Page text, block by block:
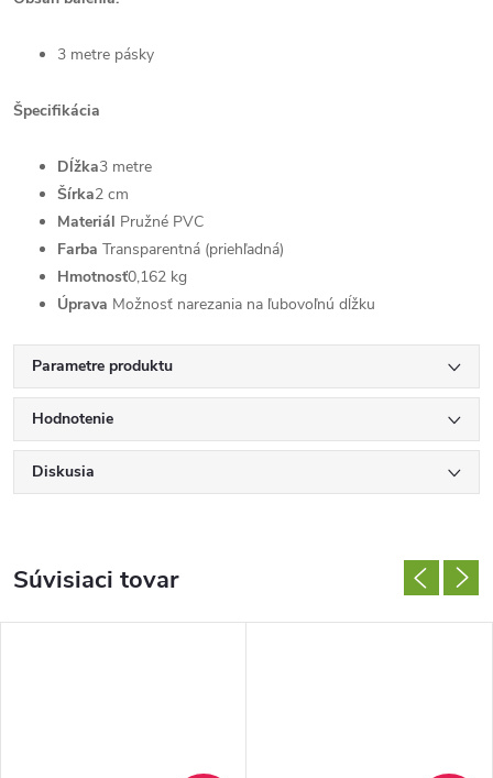
3 metre pásky
Špecifikácia
Dĺžka3 metre
Šírka2 cm
Materiál Pružné PVC
Farba Transparentná (priehľadná)
Hmotnosť0,162 kg
Úprava Možnosť narezania na ľubovoľnú dĺžku
Parametre produktu
Hodnotenie
Diskusia
Súvisiaci tovar